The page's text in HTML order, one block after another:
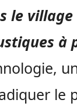
le
à
le